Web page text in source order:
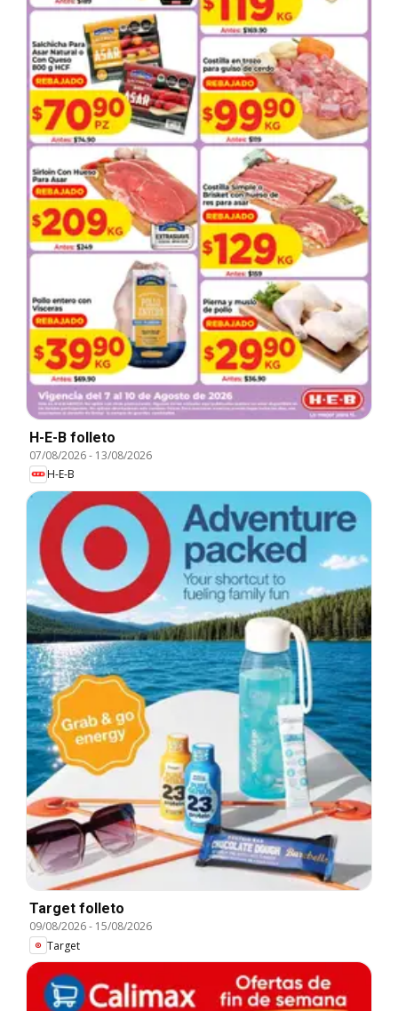
H-E-B folleto
07/08/2026- 13/08/2026
H-E-B
Target folleto
09/08/2026- 15/08/2026
Target